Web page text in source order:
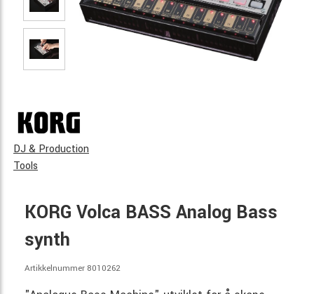
DJ & Production
Tools
KORG Volca BASS Analog Bass
synth
Artikkelnummer 8010262